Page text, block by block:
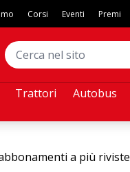
Trattori Autobus
Corsi Eventi Premi
a più riviste